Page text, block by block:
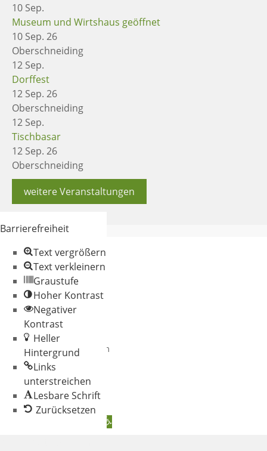
10 Sep.
Museum und Wirtshaus geöffnet
10 Sep. 26
Oberschneiding
12 Sep.
Dorffest
12 Sep. 26
Oberschneiding
12 Sep.
Tischbasar
12 Sep. 26
Oberschneiding
weitere Veranstaltungen
© 2026 Gemeinde
Oberschneiding
Datenschutz
Impressum
Barrierefreiheit
Text vergrößern
Text verkleinern
Graustufe
Hoher Kontrast
Negativer
Kontrast
Heller
Hintergrund
Links
unterstreichen
Lesbare Schrift
Zurücksetzen